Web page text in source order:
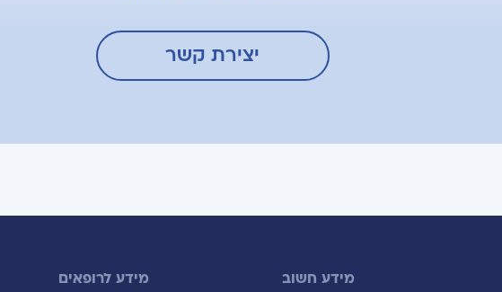
יצירת קשר
מידע חשוב מידע לרופאים